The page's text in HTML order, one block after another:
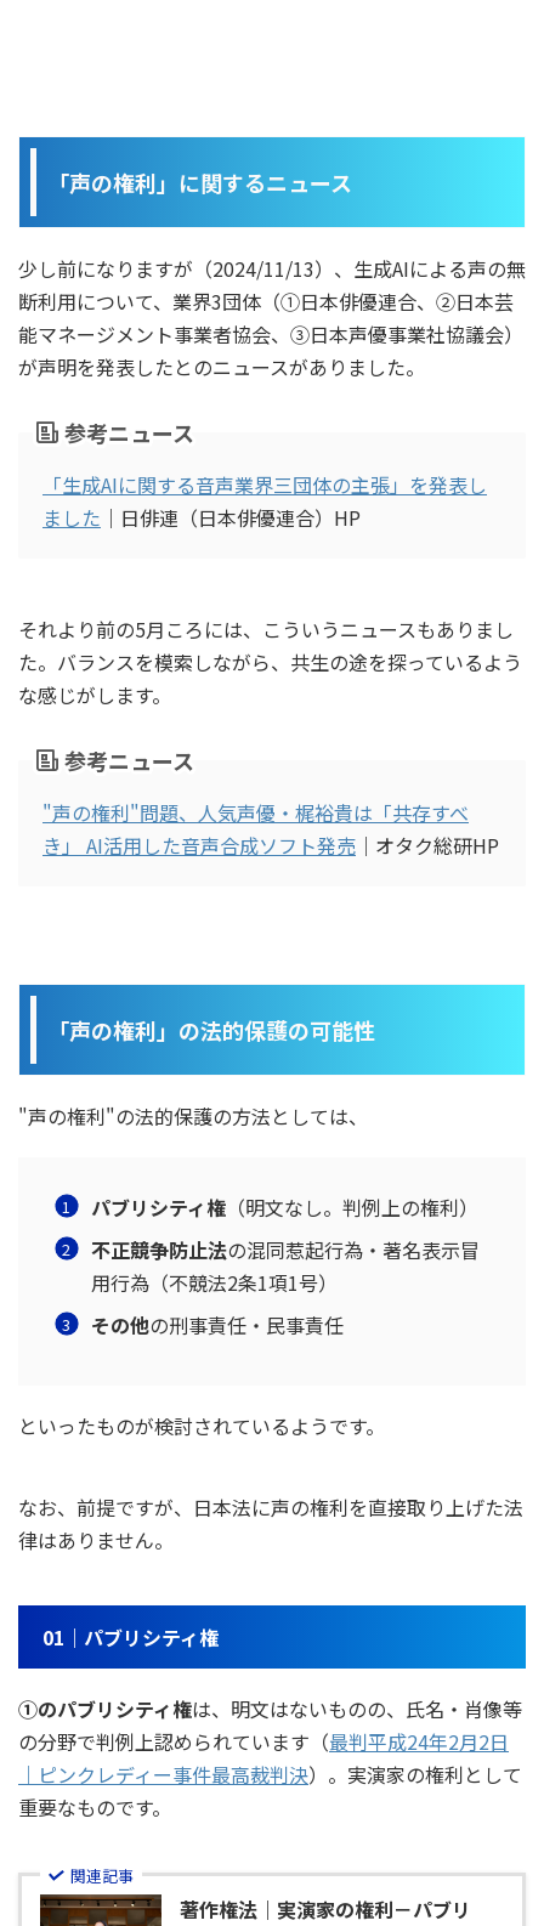
「声の権利」に関するニュース
少し前になりますが（2024/11/13）、生成AIによる声の無
断利用について、業界3団体（①日本俳優連合、②日本芸
能マネージメント事業者協会、③日本声優事業社協議会）
が声明を発表したとのニュースがありました。
参考ニュース
「生成AIに関する音声業界三団体の主張」を発表し
ました ｜日俳連（日本俳優連合）HP
それより前の5月ころには、こういうニュースもありまし
た。バランスを模索しながら、共生の途を探っているよう
な感じがします。
参考ニュース
"声の権利"問題、人気声優・梶裕貴は「共存すべ
き」 AI活用した音声合成ソフト発売 ｜オタク総研HP
「声の権利」の法的保護の可能性
"声の権利"の法的保護の方法としては、
パブリシティ権 （明文なし。判例上の権利）
不正競争防止法の混同惹起行為・著名表示冒
用行為（不競法2条1項1号）
その他の刑事責任・民事責任
といったものが検討されているようです。
なお、前提ですが、日本法に声の権利を直接取り上げた法
律はありません。
01｜パブリシティ権
①のパブリシティ権は、明文はないものの、氏名・肖像等
の分野で判例上認められています（最判平成24年2月2日
｜ピンクレディー事件最高裁判決）。実演家の権利として
重要なものです。
関連記事
著作権法｜実演家の権利－パブリ